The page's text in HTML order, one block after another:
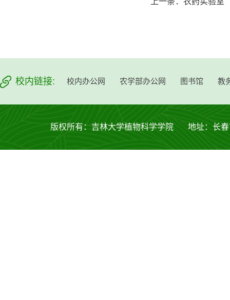
校内链接: 校内办公网 农学部办公网 图书馆 教
版权所有：吉林大学植物科学学院 地址：长